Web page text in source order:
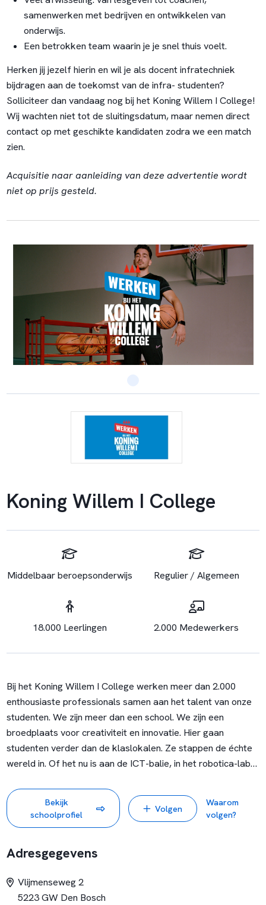
samenwerken met bedrijven en ontwikkelen van
onderwijs.
Een betrokken team waarin je je snel thuis voelt.
Herken jij jezelf hierin en wil je als docent infratechniek
bijdragen aan de toekomst van de infra- studenten?
Solliciteer dan vandaag nog bij het Koning Willem I College!
Wij wachten niet tot de sluitingsdatum, maar nemen direct
contact op met geschikte kandidaten zodra we een match
zien.
Acquisitie naar aanleiding van deze advertentie wordt
niet op prijs gesteld.
Koning Willem I College
Middelbaar beroepsonderwijs Regulier / Algemeen
18.000 Leerlingen 2.000 Medewerkers
Bij het Koning Willem I College werken meer dan 2.000
enthousiaste professionals samen aan het talent van onze
studenten. We zijn meer dan een school. We zijn een
broedplaats voor creativiteit en innovatie. Hier gaan
studenten verder dan de klaslokalen. Ze stappen de échte
wereld in. Of het nu is aan de ICT-balie, in het robotica-lab
Samen met onze studenten maken we het verschil voor de
toekomst.
Bekijk
schoolprofiel
Volgen
Waarom
volgen?
Adresgegevens
Vlijmenseweg 2
5223 GW Den Bosch